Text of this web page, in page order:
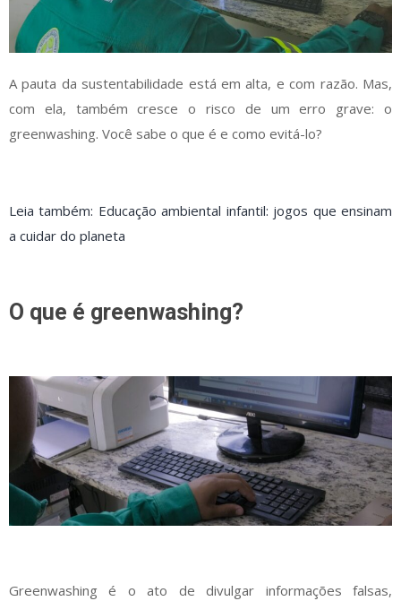
A pauta da sustentabilidade está em alta, e com razão. Mas,
com ela, também cresce o risco de um erro grave: o
greenwashing. Você sabe o que é e como evitá-lo?
Leia também: Educação ambiental infantil: jogos que ensinam
a cuidar do planeta
O que é greenwashing?
Greenwashing é o ato de divulgar informações falsas,